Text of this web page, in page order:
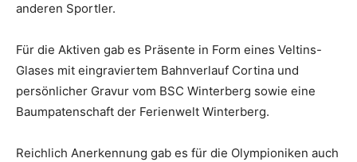
anderen Sportler.
Für die Aktiven gab es Präsente in Form eines Veltins-
Glases mit eingraviertem Bahnverlauf Cortina und
persönlicher Gravur vom BSC Winterberg sowie eine
Baumpatenschaft der Ferienwelt Winterberg.
Reichlich Anerkennung gab es für die Olympioniken auch